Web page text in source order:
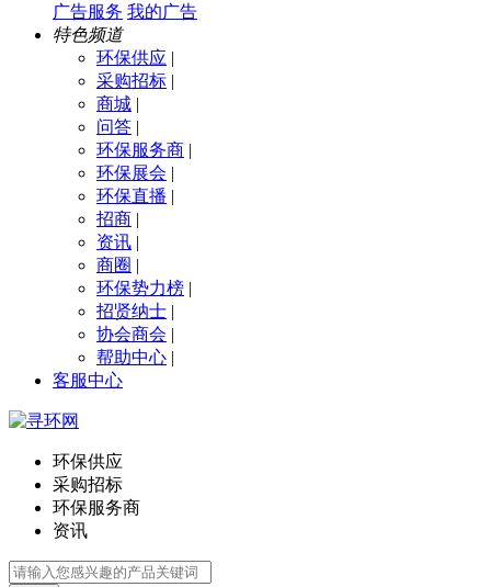
广告服务 我的广告
特色频道
环保供应 |
采购招标 |
商城 |
问答 |
环保服务商 |
环保展会 |
环保直播 |
招商 |
资讯 |
商圈 |
环保势力榜 |
招贤纳士 |
协会商会 |
帮助中心 |
客服中心
环保供应
采购招标
环保服务商
资讯